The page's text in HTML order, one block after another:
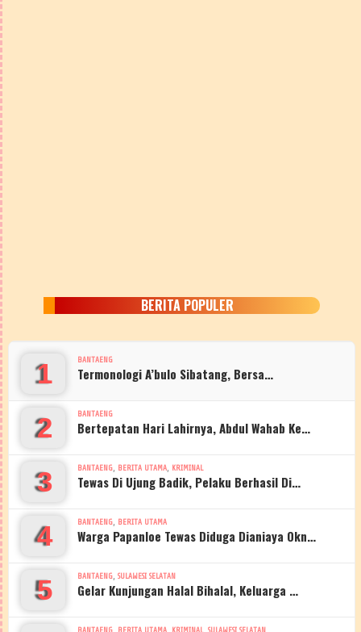
BERITA POPULER
1 BANTAENG
Termonologi A’bulo Sibatang, Bersa…
2 BANTAENG
Bertepatan Hari Lahirnya, Abdul Wahab Ke…
3 BANTAENG, BERITA UTAMA, KRIMINAL
Tewas Di Ujung Badik, Pelaku Berhasil Di…
4 BANTAENG, BERITA UTAMA
Warga Papanloe Tewas Diduga Dianiaya Okn…
5 BANTAENG, SULAWESI SELATAN
Gelar Kunjungan Halal Bihalal, Keluarga …
BANTAENG BERITA UTAMA KRIMINAL SULAWESI SELATAN